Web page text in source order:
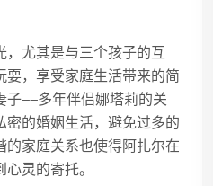
，尤其是与三个孩子的互
，享受家庭生活带来的简
子——多年伴侣娜塔莉的关
密的婚姻生活，避免过多的
家庭关系也使得阿扎尔在
灵的寄托。